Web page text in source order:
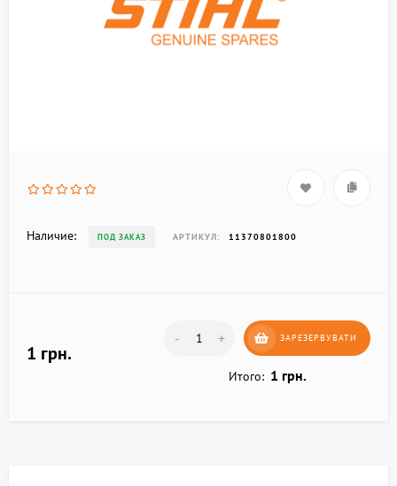
Наличие: ПОД ЗАКАЗ АРТИКУЛ: 11370801800
1 грн.
- + ЗАРЕЗЕРВУВАТИ
Итого: 1 грн.